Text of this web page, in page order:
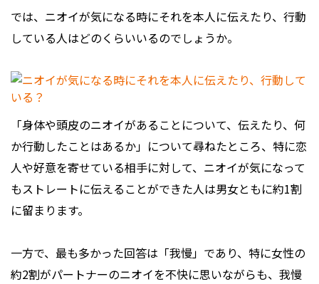
では、ニオイが気になる時にそれを本人に伝えたり、行動
している人はどのくらいいるのでしょうか。
「身体や頭皮のニオイがあることについて、伝えたり、何
か行動したことはあるか」について尋ねたところ、特に恋
人や好意を寄せている相手に対して、ニオイが気になって
もストレートに伝えることができた人は男女ともに約1割
に留まります。
一方で、最も多かった回答は「我慢」であり、特に女性の
約2割がパートナーのニオイを不快に思いながらも、我慢